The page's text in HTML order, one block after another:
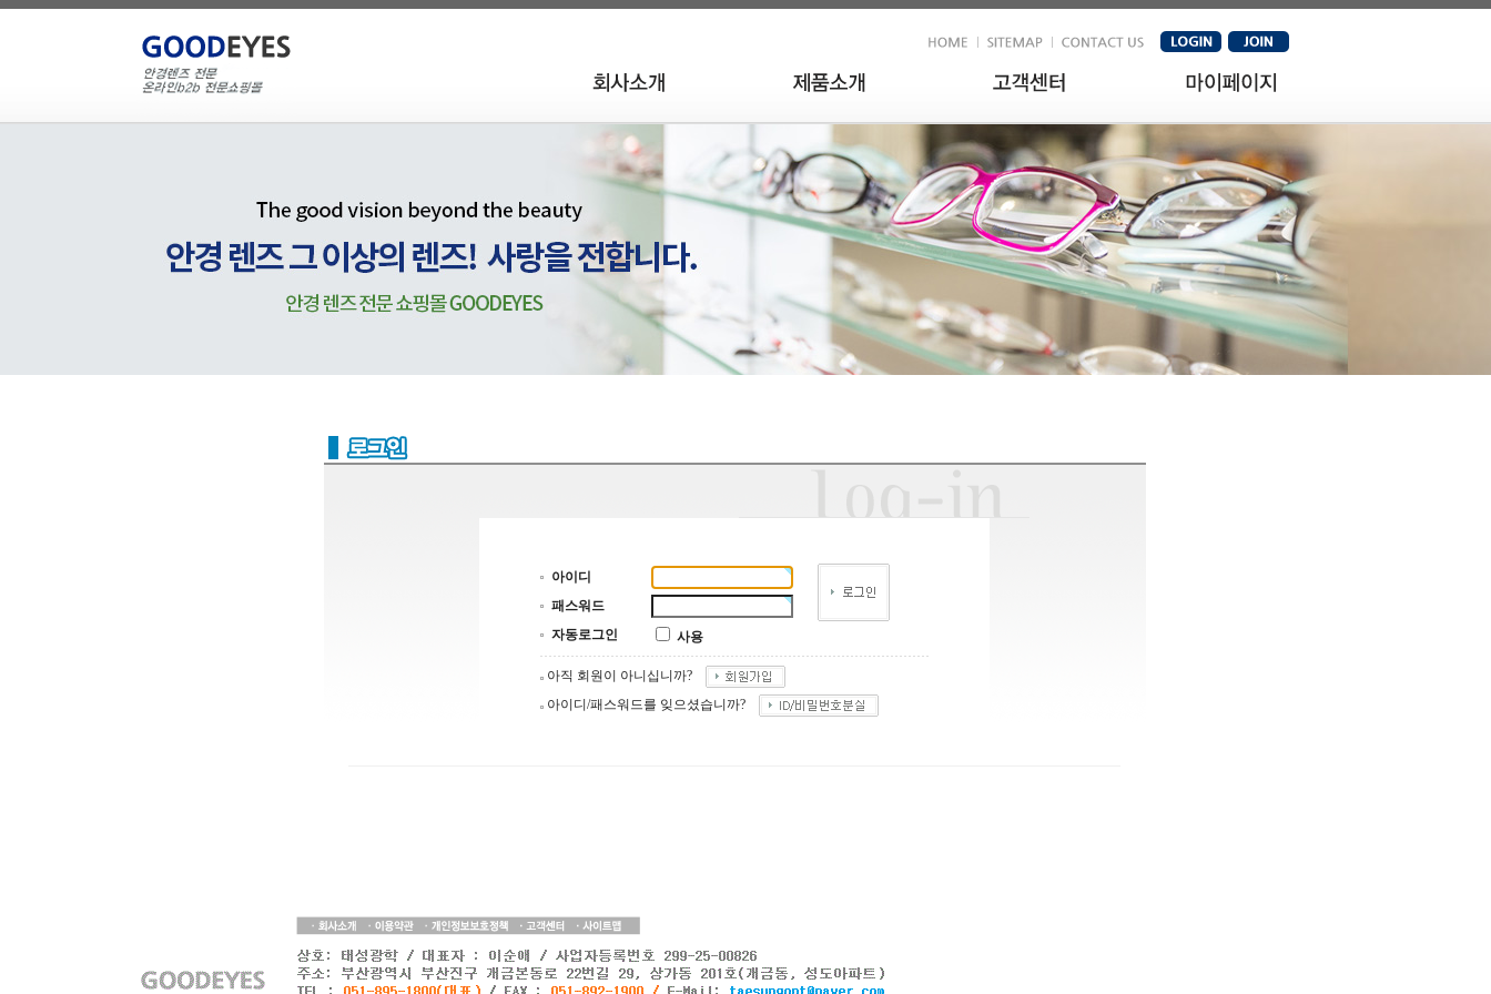
아이디
패스워드
자동로그인
사용
아직 회원이 아니십니까?
아이디/패스워드를 잊으셨습니까?